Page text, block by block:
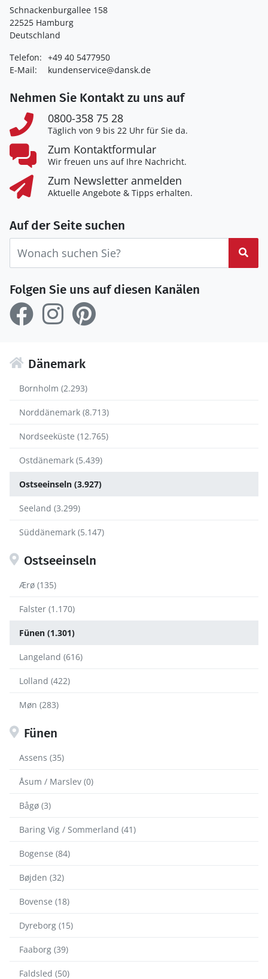
Schnackenburgallee 158
22525 Hamburg
Deutschland
Telefon: +49 40 5477950
E-Mail:
kundenservice@dansk.de
Nehmen Sie Kontakt zu uns auf
0800-358 75 28
Täglich von 9 bis 22 Uhr für Sie da.
Zum Kontaktformular
Wir freuen uns auf Ihre Nachricht.
Zum Newsletter anmelden
Aktuelle Angebote & Tipps erhalten.
Auf der Seite suchen
Folgen Sie uns auf diesen Kanälen
Dänemark
Bornholm (2.293)
Norddänemark (8.713)
Nordseeküste (12.765)
Ostdänemark (5.439)
Ostseeinseln (3.927)
Seeland (3.299)
Süddänemark (5.147)
Ostseeinseln
Ærø (135)
Falster (1.170)
Fünen (1.301)
Langeland (616)
Lolland (422)
Møn (283)
Fünen
Assens (35)
Åsum / Marslev (0)
Bågø (3)
Baring Vig / Sommerland (41)
Bogense (84)
Bøjden (32)
Bovense (18)
Dyreborg (15)
Faaborg (39)
Faldsled (50)